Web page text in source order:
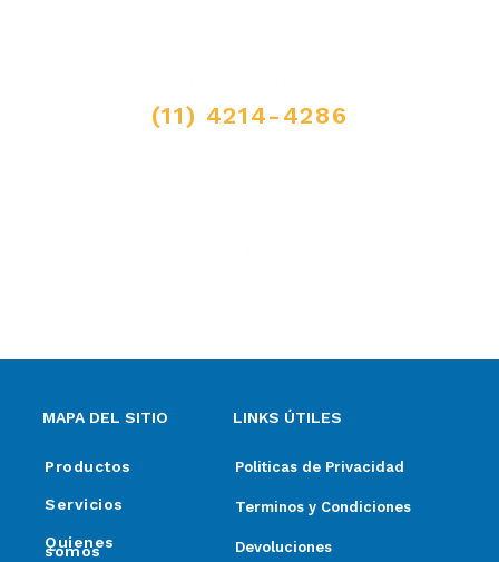
(11) 4214-4286
MAPA DEL SITIO
Productos
Servicios
Quienes
somos
LINKS ÚTILES
Politicas de Privacidad
Terminos y Condiciones
Devoluciones